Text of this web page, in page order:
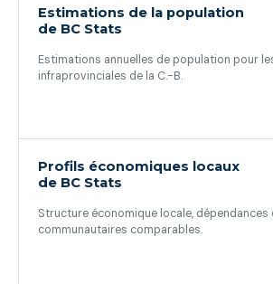
Estimations de la population
de BC Stats
Estimations annuelles de population pour
infraprovinciales de la C.-B.
Profils économiques locaux
de BC Stats
Structure économique locale, dépendances
communautaires comparables.